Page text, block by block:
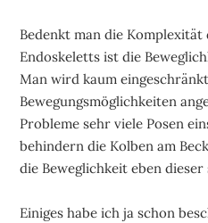
Bedenkt man die
Endoskeletts ist die
Man wird kaum
Bewegungsmöglichkeiten
Probleme sehr viele Posen
behindern die Kolben am
die Beweglichkeit eben
Einiges habe ich ja schon